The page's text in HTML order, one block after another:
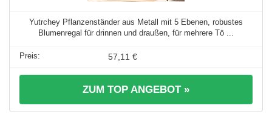
Yutrchey Pflanzenständer aus Metall mit 5 Ebenen, robustes
Blumenregal für drinnen und draußen, für mehrere Tö ...
57,11 €
ZUM TOP ANGEBOT »